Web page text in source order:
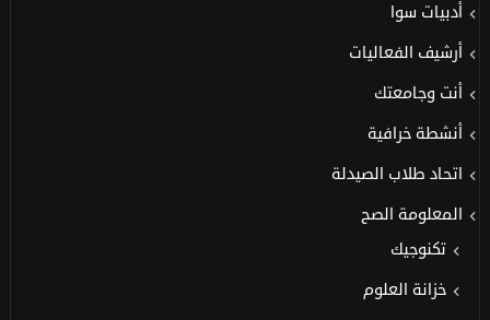
أدبيات سوا
أرشيف الفعاليات
أنت وجامعتك
أنشطة خرافية
اتحاد طلاب الصيدلة
المعلومة الصح
تكنوجيك
خزانة العلوم